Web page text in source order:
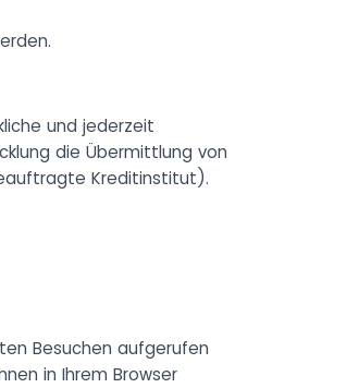
und jederzeit
die Übermittlung von
Kreditinstitut).
Besuchen aufgerufen
in Ihrem Browser